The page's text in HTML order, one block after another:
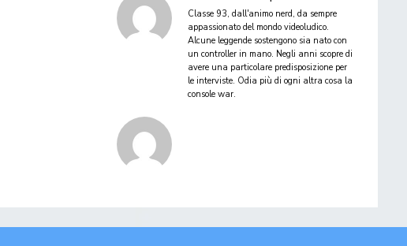
Classe 93, dall'animo nerd, da sempre
appassionato del mondo videoludico.
Alcune leggende sostengono sia nato con
un controller in mano. Negli anni scopre di
avere una particolare predisposizione per
le interviste. Odia più di ogni altra cosa la
console war.